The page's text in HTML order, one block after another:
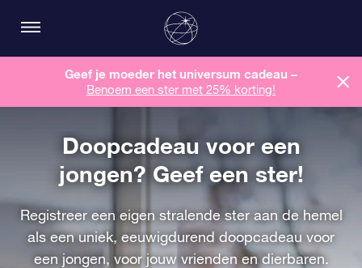
Geef je moeder het universum cadeau –
Benoem een ​​ster met 25% korting!
Doopcadeau voor een
jongen? Geef een ster!
Registreer een eigen stralende ster aan de hemel
als een uniek, eeuwigdurend doopcadeau voor
een jongen, voor jouw vrienden en dierbaren.